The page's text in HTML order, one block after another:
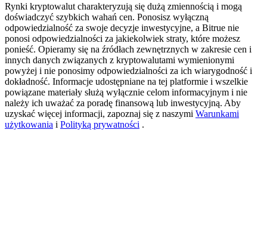
USDT New User Exclusive 10% APR
USDT Flexible Staking | Daily Rewards
BTC New User Exclusive: 6.5% APR
Rynki kryptowalut charakteryzują się dużą zmiennością i mogą
doświadczyć szybkich wahań cen. Ponosisz wyłączną
odpowiedzialność za swoje decyzje inwestycyjne, a Bitrue nie
ponosi odpowiedzialności za jakiekolwiek straty, które możesz
ponieść. Opieramy się na źródłach zewnętrznych w zakresie cen i
innych danych związanych z kryptowalutami wymienionymi
powyżej i nie ponosimy odpowiedzialności za ich wiarygodność i
dokładność. Informacje udostępniane na tej platformie i wszelkie
powiązane materiały służą wyłącznie celom informacyjnym i nie
należy ich uważać za poradę finansową lub inwestycyjną. Aby
uzyskać więcej informacji, zapoznaj się z naszymi Warunkami
użytkowania i Polityką prywatności .